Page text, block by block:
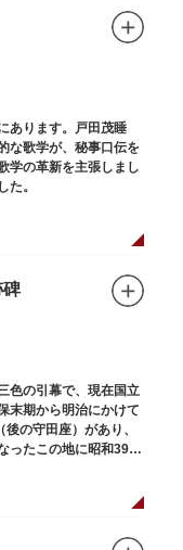
あります。戸田茂睡
な歌学が、秘事口伝を
学の革新を主張しまし
た。
碑
色の引幕で、現在国立
末期から明治にかけて
の守田座）があり、
ったこの地に昭和39年